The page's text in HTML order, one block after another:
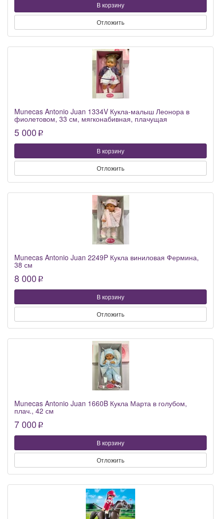
В корзину
Отложить
Munecas Antonio Juan 1334V Кукла-малыш Леонора в
фиолетовом, 33 см, мягконабивная, плачущая
5 000 p
В корзину
Отложить
Munecas Antonio Juan 2249P Кукла виниловая Фермина,
38 см
8 000 p
В корзину
Отложить
Munecas Antonio Juan 1660B Кукла Марта в голубом,
плач., 42 см
7 000 p
В корзину
Отложить